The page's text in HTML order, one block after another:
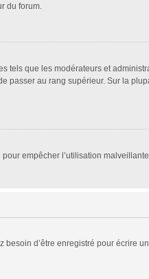
du forum.
tels que les modérateurs et
passer au rang supérieur. Sur la
empêcher l’utilisation
d’être enregistré pour écrire